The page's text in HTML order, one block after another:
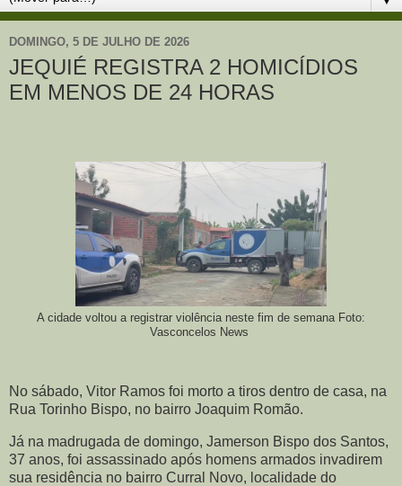
DOMINGO, 5 DE JULHO DE 2026
JEQUIÉ REGISTRA 2 HOMICÍDIOS
EM MENOS DE 24 HORAS
A cidade voltou a registrar violência neste fim de semana Foto:
Vasconcelos News
No sábado, Vitor Ramos foi morto a tiros dentro de casa, na
Rua Torinho Bispo, no bairro Joaquim Romão.
Já na madrugada de domingo, Jamerson Bispo dos Santos,
37 anos, foi assassinado após homens armados invadirem
sua residência no bairro Curral Novo, localidade do